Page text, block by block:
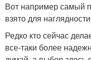
Вот например самый
взято для
Редко кто сейчас
все-таки более